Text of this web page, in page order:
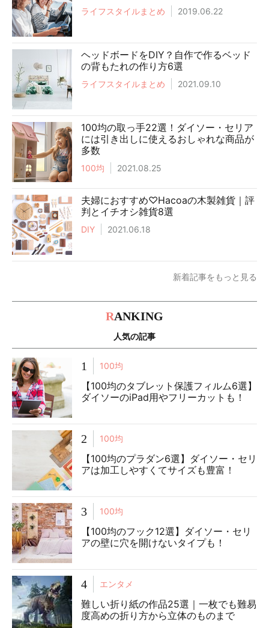
ライフスタイルまとめ 2019.06.22
ヘッドボードをDIY？自作で作るベッド
の背もたれの作り方6選
ライフスタイルまとめ 2021.09.10
100均の取っ手22選！ダイソー・セリア
には引き出しに使えるおしゃれな商品が
多数
100均 2021.08.25
夫婦におすすめ♡Hacoaの木製雑貨｜評
判とイチオシ雑貨8選
DIY 2021.06.18
新着記事をもっと見る
RANKING
人気の記事
1 100均
【100均のタブレット保護フィルム6選】
ダイソーのiPad用やフリーカットも！
2 100均
【100均のプラダン6選】ダイソー・セリ
アは加工しやすくてサイズも豊富！
3 100均
【100均のフック12選】ダイソー・セリ
アの壁に穴を開けないタイプも！
4 エンタメ
難しい折り紙の作品25選｜一枚でも難易
度高めの折り方から立体のものまで